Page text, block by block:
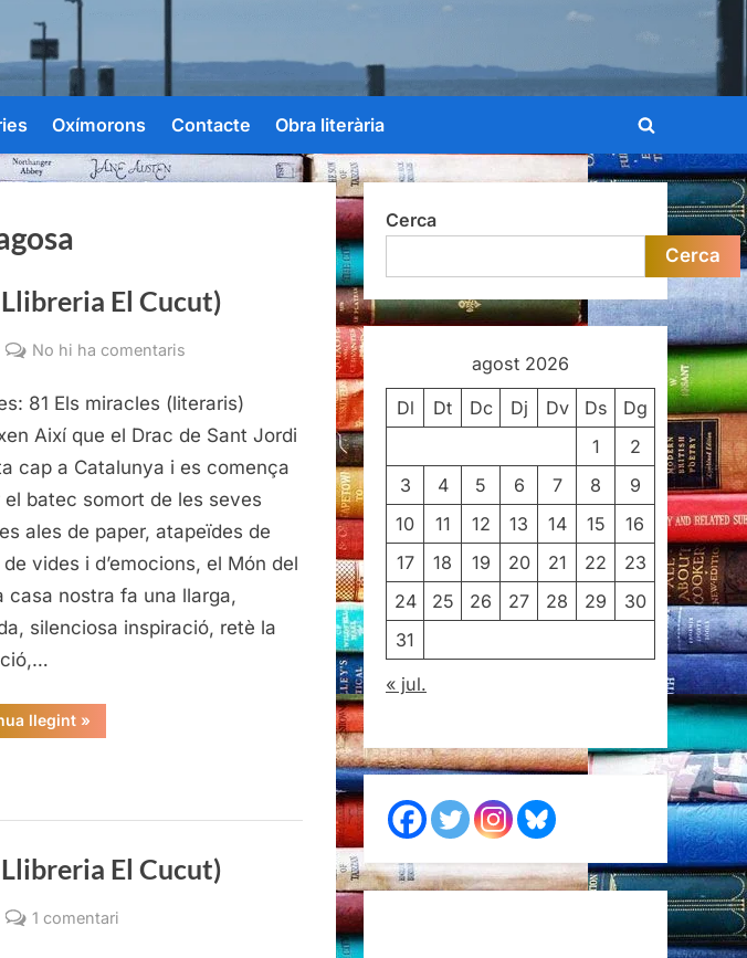
Oxímorons Contacte Obra literària
Toggle
search
form
El Cucut)
No hi ha comentaris
Berenar
literari
(de
El
Cucut)
81 Els miracles (literaris)
Així que el Drac de Sant Jordi
cap a Catalunya i es comença
el batec somort de les seves
ales de paper, atapeïdes de
vides i d’emocions, el Món del
casa nostra fa una llarga,
silenciosa inspiració, retè la
llegint“El
Berenar
Cucut)”
»
El Cucut)
1 comentari
Cerca
Cerca
agost 2026
Dl Dt Dc Dj Dv Ds
Dg
1
2
3
4 5 6 7 8
9
10
11 12 13 14 15
16
17
18 19 20 21 22
23
24
25 26 27 28 29
30
31
« jul.